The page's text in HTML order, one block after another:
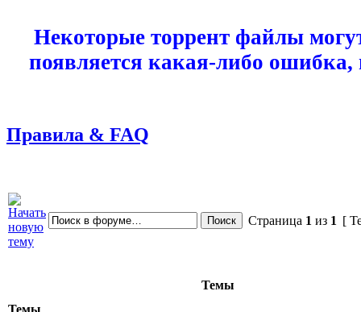
Некоторые торрент файлы
появляется какая-либо
Правила & FAQ
Страница 1 из 1 [
Темы
Темы